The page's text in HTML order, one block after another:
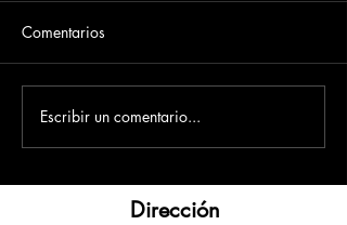
Comentarios
Escribir un comentario...
Dirección